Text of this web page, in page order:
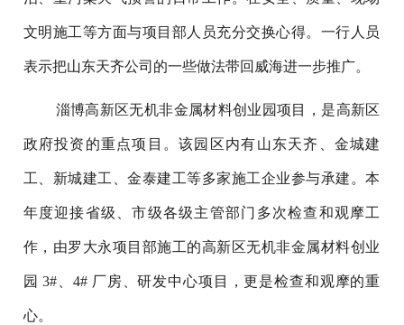
文明施工等方面与项目部人员充分交换心得。一行人员
表示把山东天齐公司的一些做法带回威海进一步推广。
淄博高新区无机非金属材料创业园项目，是高新区
政府投资的重点项目。该园区内有山东天齐、金城建
工、新城建工、金泰建工等多家施工企业参与承建。本
年度迎接省级、市级各级主管部门多次检查和观摩工
作，由罗大永项目部施工的高新区无机非金属材料创业
园 3#、4# 厂房、研发中心项目，更是检查和观摩的重
心。